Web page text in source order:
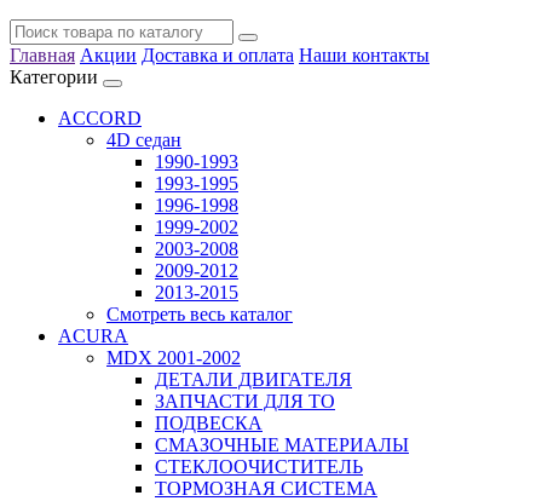
Главная Акции Доставка и оплата Наши контакты
Категории
ACCORD
4D седан
1990-1993
1993-1995
1996-1998
1999-2002
2003-2008
2009-2012
2013-2015
Смотреть весь каталог
ACURA
MDX 2001-2002
ДЕТАЛИ ДВИГАТЕЛЯ
ЗАПЧАСТИ ДЛЯ ТО
ПОДВЕСКА
СМАЗОЧНЫЕ МАТЕРИАЛЫ
СТЕКЛООЧИСТИТЕЛЬ
ТОРМОЗНАЯ СИСТЕМА